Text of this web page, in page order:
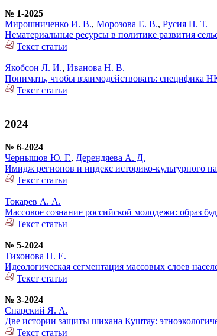
№ 1-2025
Мирошниченко И. В., Морозова Е. В., Русия Н. Т.
Нематериальные ресурсы в политике развития
Текст статьи
Якобсон Л. И., Иванова Н. В.
Понимать, чтобы взаимодействовать: специфика
Текст статьи
2024
№ 6-2024
Чернышов Ю. Г., Дерендяева А. Д.
Имидж регионов и индекс историко-культурного
Текст статьи
Токарев А. А.
Массовое сознание российской молодежи: образ
Текст статьи
№ 5-2024
Тихонова Н. Е.
Идеологическая сегментация массовых слоев
Текст статьи
№ 3-2024
Снарский Я. А.
Две истории защиты шихана Куштау:
Текст статьи